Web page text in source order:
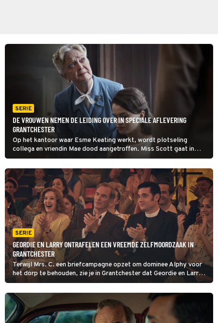
SERIE
DE VROUWEN NEMEN DE LEIDING OVER IN SPECIALE AFLEVERING
GRANTCHESTER
Op het kantoor waar Esme Keating werkt, wordt plotseling
collega en vriendin Mae dood aangetroffen. Miss Scott gaat in
deze aflevering van Grantchester undercover. Dan blijkt dat in het
bedrijf diverse onverklaarbare sterfgevallen waren; allen vrouwen.
SERIE
GEORDIE EN LARRY ONTRAFELEN EEN VREEMDE ZELFMOORDZAAK IN
GRANTCHESTER
Terwijl Mrs. C. een briefcampagne opzet om dominee Alphy voor
het dorp te behouden, zie je in Grantchester dat Geordie en Larry
in Cambridge zijn voor een vreemde zelfmoordzaak, die hen
opnieuw naar Sam Whites kerkgenootschap brengt.